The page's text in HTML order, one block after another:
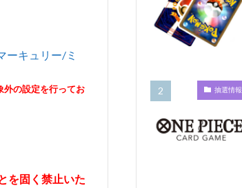
ーキュリー/ミ
外の設定を行ってお
を固く禁止いた
抽選情報